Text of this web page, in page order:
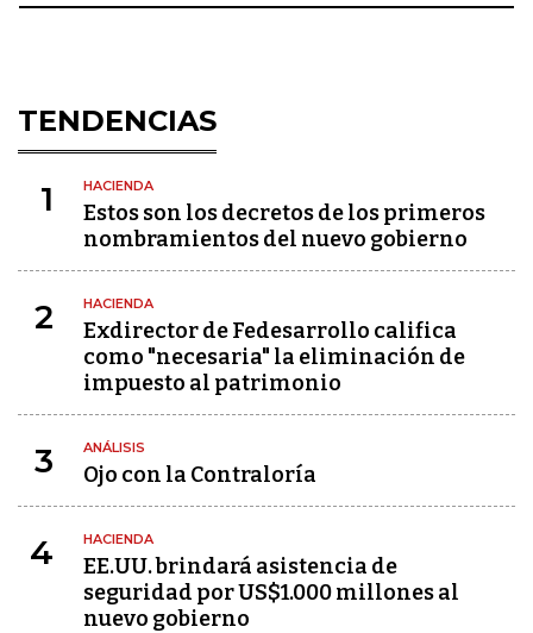
TENDENCIAS
1 HACIENDA
Estos son los decretos de los primeros
nombramientos del nuevo gobierno
2 HACIENDA
Exdirector de Fedesarrollo califica
como "necesaria" la eliminación de
impuesto al patrimonio
3 ANÁLISIS
Ojo con la Contraloría
4 HACIENDA
EE.UU. brindará asistencia de
seguridad por US$1.000 millones al
nuevo gobierno